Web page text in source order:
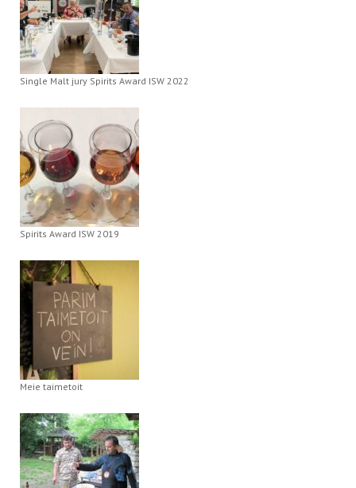
Single Malt jury Spirits Award ISW 2022
Spirits Award ISW 2019
Meie taimetoit